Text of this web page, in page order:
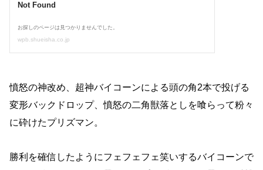
憤怒の神改め、超神バイコーンによる頭の角2本で投げる
変形バックドロップ、憤怒の二角獣落としを喰らって粉々
に砕けたプリズマン。
勝利を確信したようにフェフェフェ笑いするバイコーンで